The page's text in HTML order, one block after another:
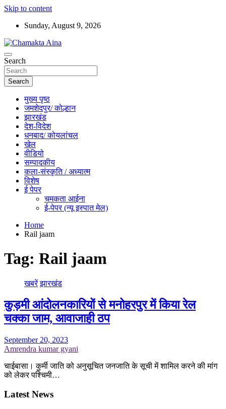
Skip to content
Sunday, August 9, 2026
Chamakta Aina
Hindi News Paper – Jharkhand
Search
Search
मुख्य पृष्ठ
जमशेदपुर/ कोल्हान
झारखंड
देश-विदेश
धनबाद/ कोयलांचल
खेल
वीडियो
सम्पादकीय
कला-संस्कृति / अध्यात्म
विशेष
ई पेपर
चमकता आईना
ई-पेपर (न्यू इस्पात मेल)
Home
Rail jaam
Tag: Rail jaam
खबरें झारखंड
कुड़मी आंदोलनकारियों से मनोहरपुर में किया रेल
चक्का जाम, आवाजाही ठप
September 20, 2023
Amrendra kumar gyani
चाईबासा। कुर्मी जाति को अनुसूचित जनजाति के सूची में शामिल करने की मांग
को लेकर पश्चिमी…
Latest News